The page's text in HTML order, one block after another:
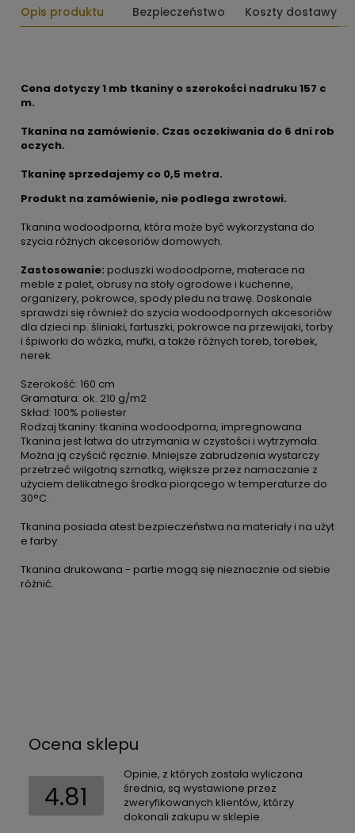
Opis produktu Bezpieczeństwo Koszty dostawy
Cena dotyczy 1 mb tkaniny o szerokości nadruku 157 c
m.
Tkanina na zamówienie. Czas oczekiwania do 6 dni rob
oczych.
Tkaninę sprzedajemy co 0,5 metra.
Produkt na zamówienie, nie podlega zwrotowi.
Tkanina wodoodporna, która może być wykorzystana do
szycia różnych akcesoriów domowych.
Zastosowanie: poduszki wodoodporne, materace na
meble z palet, obrusy na stoły ogrodowe i kuchenne,
organizery, pokrowce, spody pledu na trawę. Doskonale
sprawdzi się również do szycia wodoodpornych akcesoriów
dla dzieci np. śliniaki, fartuszki, pokrowce na przewijaki, torby
i śpiworki do wózka, mufki, a także różnych toreb, torebek,
nerek.
Szerokość: 160 cm
Gramatura: ok. 210 g/m2
Skład: 100% poliester
Rodzaj tkaniny: tkanina wodoodporna, impregnowana
Tkanina jest łatwa do utrzymania w czystości i wytrzymała.
Można ją czyścić ręcznie. Mniejsze zabrudzenia wystarczy
przetrzeć wilgotną szmatką, większe przez namaczanie z
użyciem delikatnego środka piorącego w temperaturze do
30°C.
Tkanina posiada atest bezpieczeństwa na materiały i na użyt
e farby.
Tkanina drukowana - partie mogą się nieznacznie od siebie
różnić.
Ocena sklepu
4.81
Opinie, z których została wyliczona
średnia, są wystawione przez
zweryfikowanych klientów, którzy
dokonali zakupu w sklepie.